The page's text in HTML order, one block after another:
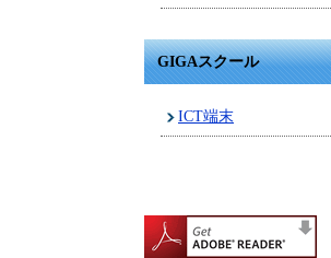
GIGAスクール
ICT端末